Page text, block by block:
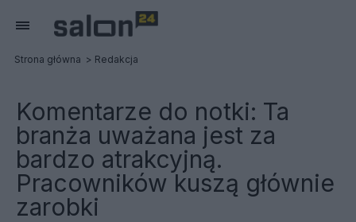
Strona główna Redakcja
Komentarze do notki: Ta
branża uważana jest za
bardzo atrakcyjną.
Pracowników kuszą głównie
zarobki